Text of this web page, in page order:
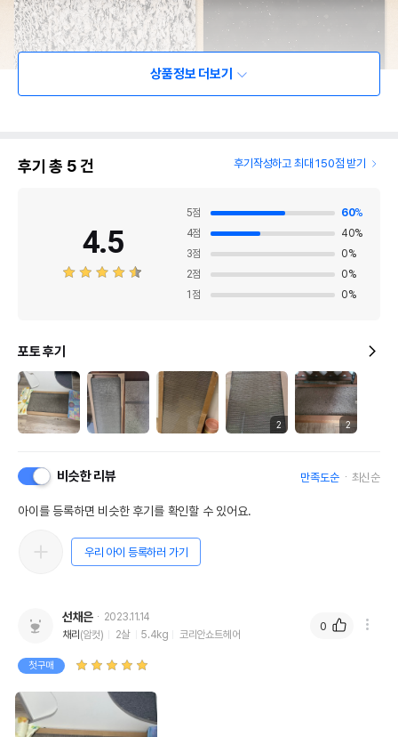
상품정보 더보기
후기 총 5건 후기작성하고 최대 150점 받기
4.5
5점 60%
4점 40%
3점 0%
2점 0%
1 점 0%
포토 후기
2 2
비슷한 리뷰 만족도순 최신순
아이를 등록하면 비슷한 후기를 확인할 수 있어요.
우리 아이 등록하러 가기
선채은
2023.11.14
채리 (암컷) 2살 5.4kg 코리안쇼트헤어
첫구매
0